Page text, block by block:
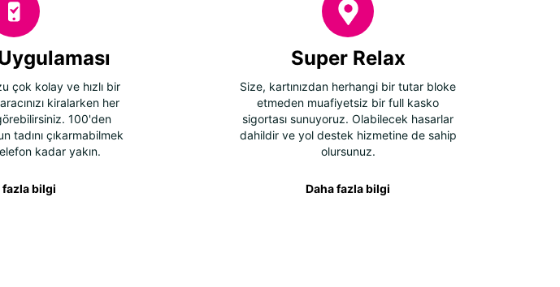
çok kolay ve hızlı bir
kiralarken her
100'den
tadını çıkarmabilmek
kadar yakın.
fazla bilgi
Super Relax
Size, kartınızdan herhangi bir tutar bloke
etmeden muafiyetsiz bir full kasko
sigortası sunuyoruz. Olabilecek hasarlar
dahildir ve yol destek hizmetine de sahip
olursunuz.
Daha fazla bilgi